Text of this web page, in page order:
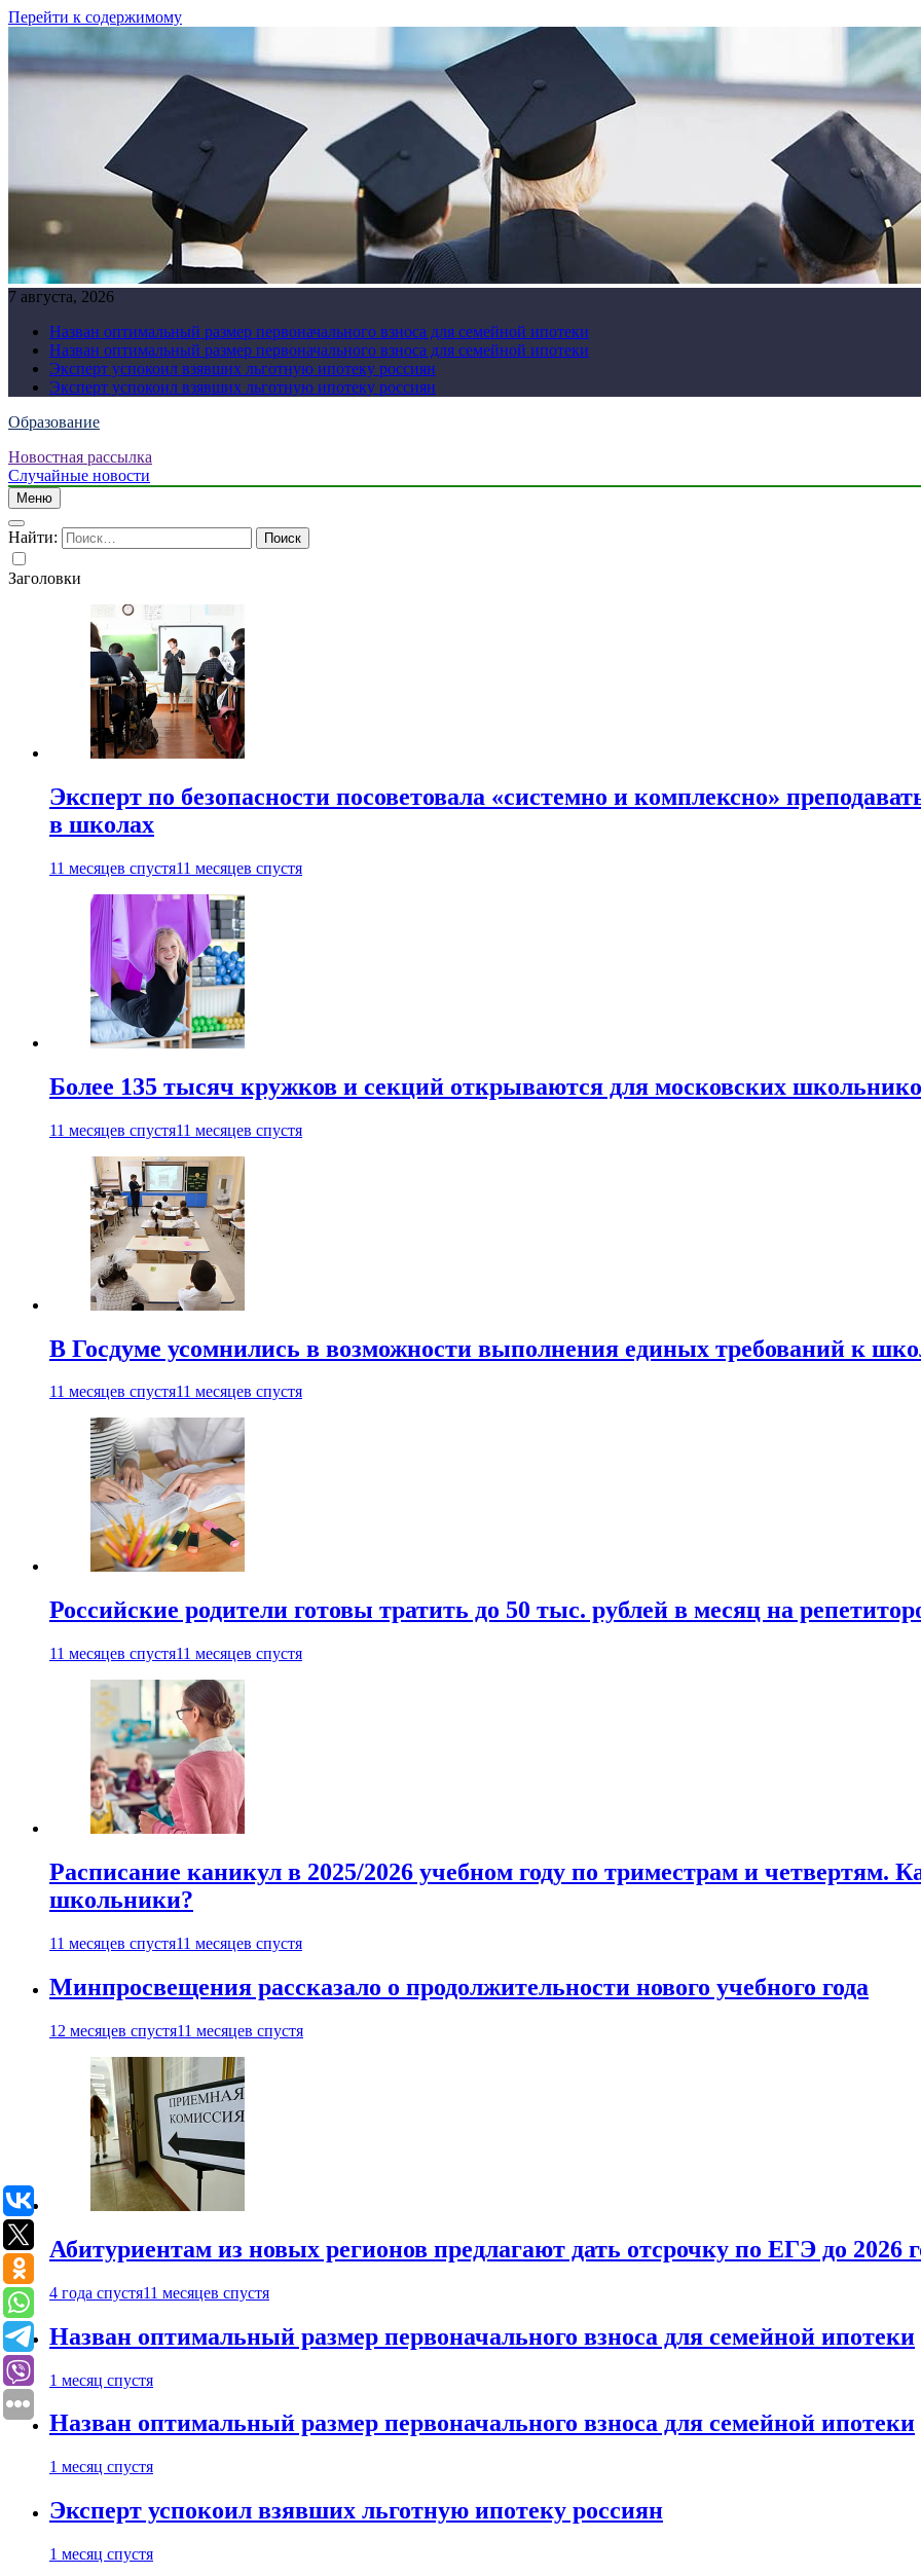
Перейти к содержимому
7 августа, 2026
Назван оптимальный размер первоначального взноса для семейной ипотеки
Назван оптимальный размер первоначального взноса для семейной ипотеки
Эксперт успокоил взявших льготную ипотеку россиян
Эксперт успокоил взявших льготную ипотеку россиян
Образование
Новостная рассылка
Случайные новости
Меню
Найти:
Заголовки
Эксперт по безопасности посоветовала «системно и комплексно»
в школах
11 месяцев спустя11 месяцев спустя
Более 135 тысяч кружков и секций открываются для московских
11 месяцев спустя11 месяцев спустя
В Госдуме усомнились в возможности выполнения единых требований к
11 месяцев спустя11 месяцев спустя
Российские родители готовы тратить до 50 тыс. рублей в месяц на
11 месяцев спустя11 месяцев спустя
Расписание каникул в 2025/2026 учебном году по триместрам и четвертям.
школьники?
11 месяцев спустя11 месяцев спустя
Минпросвещения рассказало о продолжительности нового учебного года
12 месяцев спустя11 месяцев спустя
Абитуриентам из новых регионов предлагают дать отсрочку по ЕГЭ до 2026
4 года спустя11 месяцев спустя
Назван оптимальный размер первоначального взноса для семейной ипотеки
1 месяц спустя
Назван оптимальный размер первоначального взноса для семейной ипотеки
1 месяц спустя
Эксперт успокоил взявших льготную ипотеку россиян
1 месяц спустя